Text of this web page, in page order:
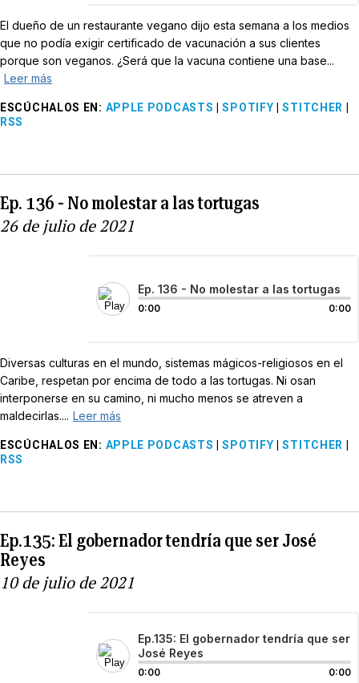
El dueño de un restaurante vegano dijo esta semana a los medios
que no podía exigir certificado de vacunación a sus clientes
porque son veganos. ¿Será que la vacuna contiene una base...
Leer más
ESCÚCHALOS EN : APPLE PODCASTS |SPOTIFY |STITCHER
RSS
Ep. 136 - No molestar a las tortugas
26 de julio de 2021
Ep. 136 - No molestar a las tortugas
0:00 0:00
Diversas culturas en el mundo, sistemas mágicos-religiosos en el
Caribe, respetan por encima de todo a las tortugas. Ni osan
interponerse en su camino, ni mucho menos se atreven a
maldecirlas.... Leer más
ESCÚCHALOS EN : APPLE PODCASTS |SPOTIFY |STITCHER
RSS
Ep.135: El gobernador tendría que ser José
Reyes
10 de julio de 2021
Ep.135: El gobernador tendría que ser
José Reyes
0:00 0:00